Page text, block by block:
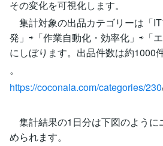
その変化を可視化します。
集計対象の出品カテゴリーは「
発」⇨「作業自動化・効率化」⇨「
にしぼります。出品件数は約1000
。
https://coconala.com/categories/230
集計結果の1日分は下図のように
められます。